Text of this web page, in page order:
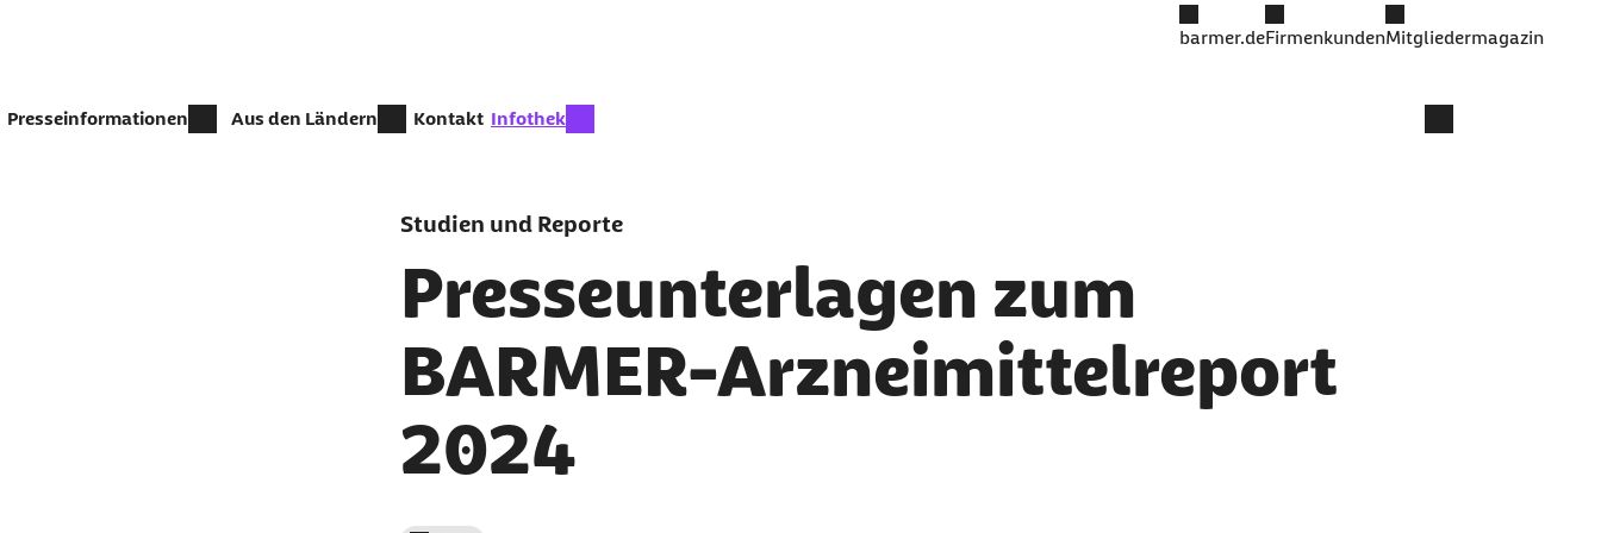
barmer.deFirmenkundenMitgliedermagazin
Presseinformationen Aus den Ländern Kontakt zur Zeit aktiv:
Infothek
Studien und Reporte
Presseunterlagen zum
BARMER-Arzneimittelreport
2024